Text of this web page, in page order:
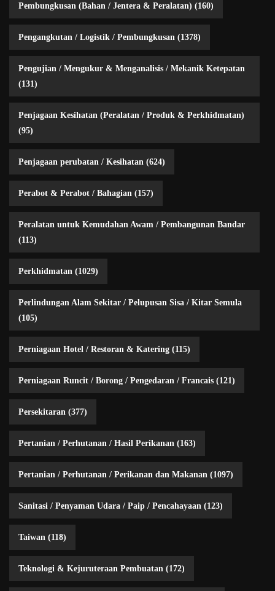
Pembungkusan (Bahan / Jentera & Peralatan) (160)
Pengangkutan / Logistik / Pembungkusan (1378)
Pengujian / Mengukur & Menganalisis / Mekanik Ketepatan
(131)
Penjagaan Kesihatan (Peralatan / Produk & Perkhidmatan)
(95)
Penjagaan perubatan / Kesihatan (624)
Perabot & Perabot / Bahagian (157)
Peralatan untuk Kemudahan Awam / Pembangunan Bandar
(113)
Perkhidmatan (1029)
Perlindungan Alam Sekitar / Pelupusan Sisa / Kitar Semula
(105)
Perniagaan Hotel / Restoran & Katering (115)
Perniagaan Runcit / Borong / Pengedaran / Francais (121)
Persekitaran (377)
Pertanian / Perhutanan / Hasil Perikanan (163)
Pertanian / Perhutanan / Perikanan dan Makanan (1097)
Sanitasi / Penyaman Udara / Paip / Pencahayaan (123)
Taiwan (118)
Teknologi & Kejuruteraan Pembuatan (172)